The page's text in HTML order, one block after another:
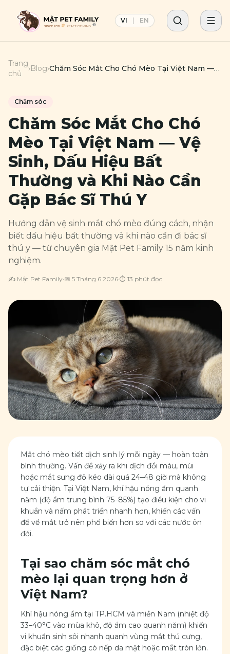
VI EN
Trang
chủ
›Blog›Chăm Sóc Mắt Cho Chó Mèo Tại Việt Nam —
Chăm sóc
Chăm Sóc Mắt Cho Chó
Mèo Tại Việt Nam — Vệ
Sinh, Dấu Hiệu Bất
Thường và Khi Nào Cần
Gặp Bác Sĩ Thú Y
Hướng dẫn vệ sinh mắt chó mèo đúng cách, nhận
biết dấu hiệu bất thường và khi nào cần đi bác sĩ
thú y — từ chuyên gia Mật Pet Family 15 năm kinh
nghiệm.
✍️ Mật Pet Family·📅 5 Tháng 6 2026·⏱ 13 phút đọc
Mắt chó mèo tiết dịch sinh lý mỗi ngày — hoàn toàn
bình thường. Vấn đề xảy ra khi dịch đổi màu, mùi
hoặc mắt sưng đỏ kéo dài quá 24–48 giờ mà không
tự cải thiện. Tại Việt Nam, khí hậu nóng ẩm quanh
năm (độ ẩm trung bình 75–85%) tạo điều kiện cho vi
khuẩn và nấm phát triển nhanh hơn, khiến các vấn
đề về mắt trở nên phổ biến hơn so với các nước ôn
đới.
Tại sao chăm sóc mắt chó
mèo lại quan trọng hơn ở
Việt Nam?
Khí hậu nóng ẩm tại TP.HCM và miền Nam (nhiệt độ
33–40°C vào mùa khô, độ ẩm cao quanh năm) khiến
vi khuẩn sinh sôi nhanh quanh vùng mắt thú cưng,
đặc biệt các giống có nếp da mặt hoặc mắt tròn lớn.